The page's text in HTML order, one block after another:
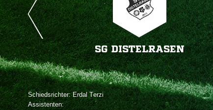
SG DISTELRASEN
Schiedsrichter: 
Assistenten: